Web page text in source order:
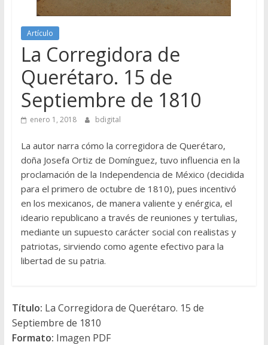
Artículo
La Corregidora de
Querétaro. 15 de
Septiembre de 1810
enero 1, 2018 bdigital
La autor narra cómo la corregidora de Querétaro,
doña Josefa Ortiz de Domínguez, tuvo influencia en la
proclamación de la Independencia de México (decidida
para el primero de octubre de 1810), pues incentivó
en los mexicanos, de manera valiente y enérgica, el
ideario republicano a través de reuniones y tertulias,
mediante un supuesto carácter social con realistas y
patriotas, sirviendo como agente efectivo para la
libertad de su patria.
Título: La Corregidora de Querétaro. 15 de
Septiembre de 1810
Formato: Imagen PDF